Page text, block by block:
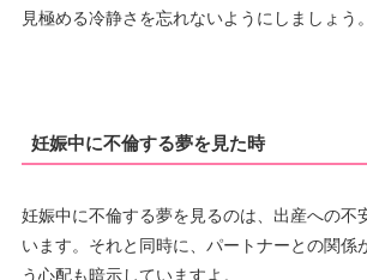
見極める冷静さを忘れないようにしましょう。
妊娠中に不倫する夢を見た時
妊娠中に不倫する夢を見るのは、出産への不
います。それと同時に、パートナーとの関係
う心配も暗示していますよ。